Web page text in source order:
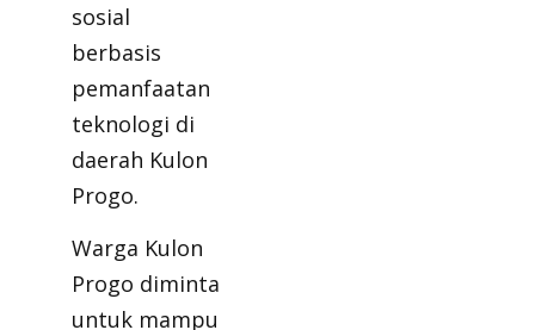
sosial
berbasis
pemanfaatan
teknologi di
daerah Kulon
Progo.
Warga Kulon
Progo diminta
untuk mampu